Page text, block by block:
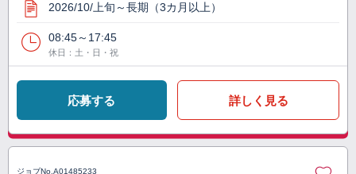
2026/10/上旬～長期（3カ月以上）
08:45～17:45
休日：土・日・祝
応募する 詳しく見る
ジョブNo. A01485233